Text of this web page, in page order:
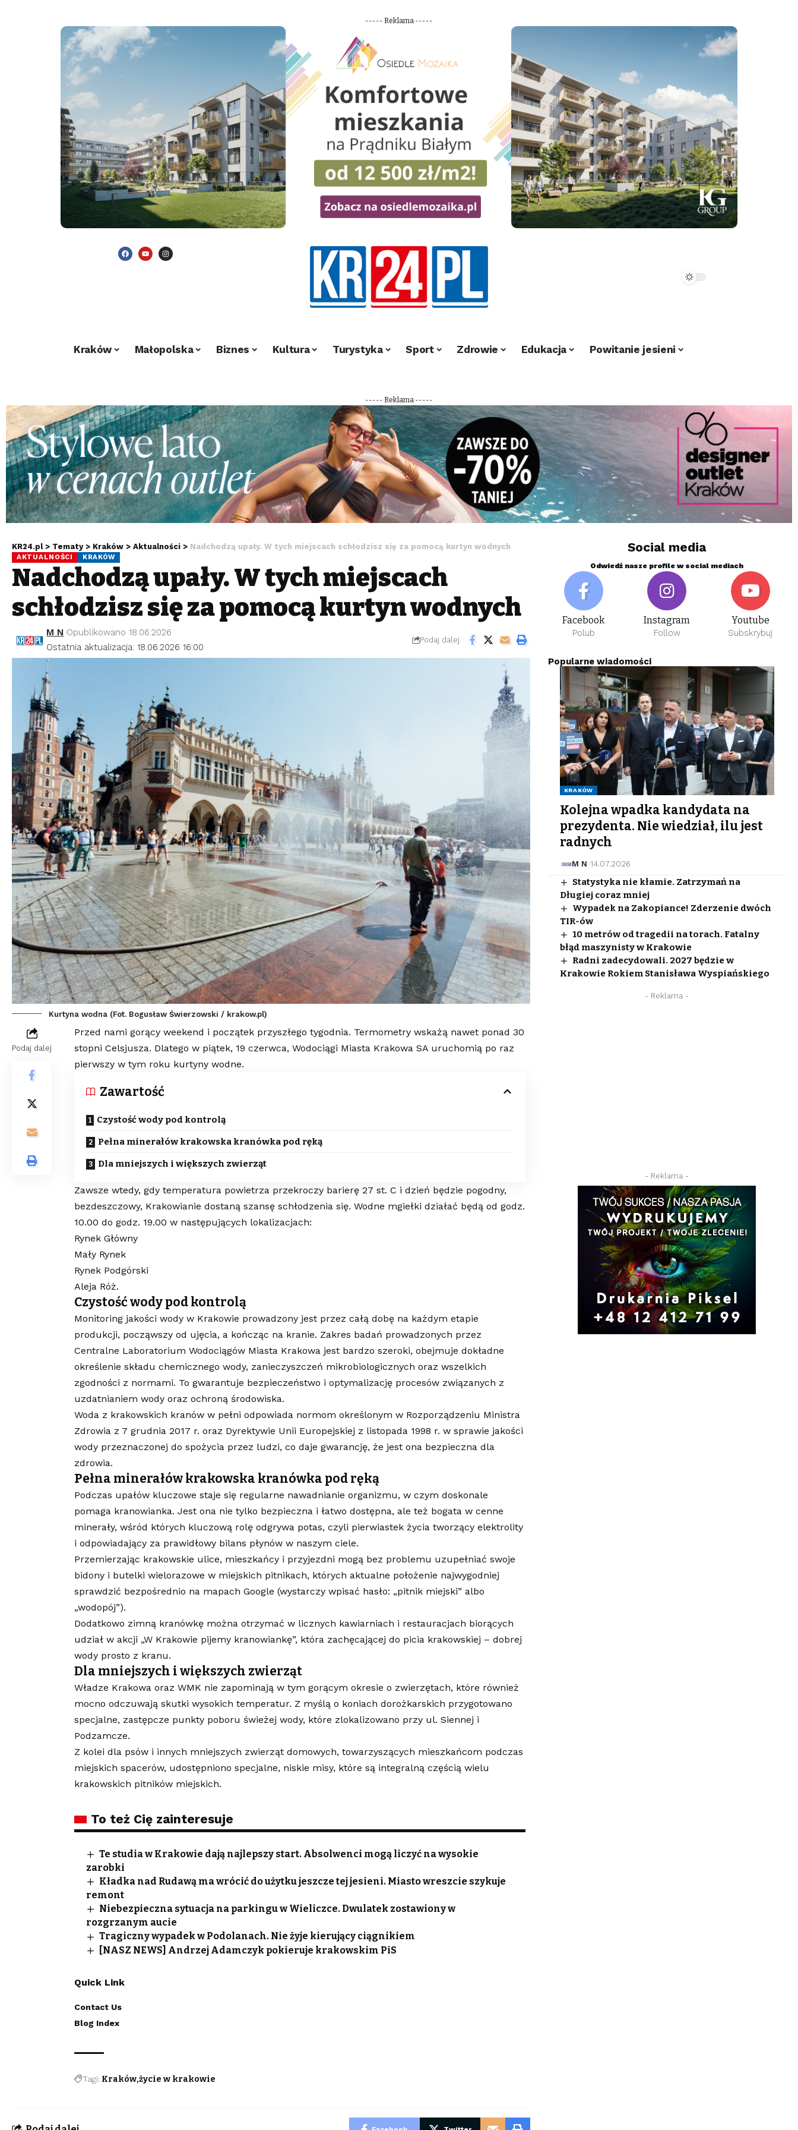
----- Reklama -----
Kraków Małopolska Biznes Kultura Turystyka Sport Zdrowie Edukacja Powitanie jesieni
----- Reklama -----
KR24.pl> Tematy> Kraków > Aktualności > Nadchodzą upały. W tych miejscach schłodzisz się za pomocą kurtyn wodnych
AKTUALNOŚCI KRAKÓW
Nadchodzą upały. W tych miejscach
schłodzisz się za pomocą kurtyn wodnych
Ostatnia aktualizacja: 18.06.2026 16:00
M N Opublikowano 18.06.2026
Podaj dalej
Kurtyna wodna (Fot. Bogusław Świerzowski / krakow.pl)
Podaj dalej
Przed nami gorący weekend i początek przyszłego tygodnia. Termometry wskażą nawet ponad 30
stopni Celsjusza. Dlatego w piątek, 19 czerwca, Wodociągi Miasta Krakowa SA uruchomią po raz
pierwszy w tym roku kurtyny wodne.
Zawartość
Czystość wody pod kontrolą
Pełna minerałów krakowska kranówka pod ręką
Dla mniejszych i większych zwierząt
Zawsze wtedy, gdy temperatura powietrza przekroczy barierę 27 st. C i dzień będzie pogodny,
bezdeszczowy, Krakowianie dostaną szansę schłodzenia się. Wodne mgiełki działać będą od godz.
10.00 do godz. 19.00 w następujących lokalizacjach:
Rynek Główny
Mały Rynek
Rynek Podgórski
Aleja Róż.
Czystość wody pod kontrolą
Monitoring jakości wody w Krakowie prowadzony jest przez całą dobę na każdym etapie
produkcji, począwszy od ujęcia, a kończąc na kranie. Zakres badań prowadzonych przez
Centralne Laboratorium Wodociągów Miasta Krakowa jest bardzo szeroki, obejmuje dokładne
określenie składu chemicznego wody, zanieczyszczeń mikrobiologicznych oraz wszelkich
zgodności z normami. To gwarantuje bezpieczeństwo i optymalizację procesów związanych z
uzdatnianiem wody oraz ochroną środowiska.
Woda z krakowskich kranów w pełni odpowiada normom określonym w Rozporządzeniu Ministra
Zdrowia z 7 grudnia 2017 r. oraz Dyrektywie Unii Europejskiej z listopada 1998 r. w sprawie jakości
wody przeznaczonej do spożycia przez ludzi, co daje gwarancję, że jest ona bezpieczna dla
zdrowia.
Pełna minerałów krakowska kranówka pod ręką
Podczas upałów kluczowe staje się regularne nawadnianie organizmu, w czym doskonale
pomaga kranowianka. Jest ona nie tylko bezpieczna i łatwo dostępna, ale też bogata w cenne
minerały, wśród których kluczową rolę odgrywa potas, czyli pierwiastek życia tworzący elektrolity
i odpowiadający za prawidłowy bilans płynów w naszym ciele.
Przemierzając krakowskie ulice, mieszkańcy i przyjezdni mogą bez problemu uzupełniać swoje
bidony i butelki wielorazowe w miejskich pitnikach, których aktualne położenie najwygodniej
sprawdzić bezpośrednio na mapach Google (wystarczy wpisać hasło: „pitnik miejski” albo
„wodopój”).
Dodatkowo zimną kranówkę można otrzymać w licznych kawiarniach i restauracjach biorących
udział w akcji „W Krakowie pijemy kranowiankę”, która zachęcającej do picia krakowskiej – dobrej
wody prosto z kranu.
Dla mniejszych i większych zwierząt
Władze Krakowa oraz WMK nie zapominają w tym gorącym okresie o zwierzętach, które również
mocno odczuwają skutki wysokich temperatur. Z myślą o koniach dorożkarskich przygotowano
specjalne, zastępcze punkty poboru świeżej wody, które zlokalizowano przy ul. Siennej i
Podzamcze.
Z kolei dla psów i innych mniejszych zwierząt domowych, towarzyszących mieszkańcom podczas
miejskich spacerów, udostępniono specjalne, niskie misy, które są integralną częścią wielu
krakowskich pitników miejskich.
To też Cię zainteresuje
Te studia w Krakowie dają najlepszy start. Absolwenci mogą liczyć na wysokie
zarobki
Kładka nad Rudawą ma wrócić do użytku jeszcze tej jesieni. Miasto wreszcie szykuje
remont
Niebezpieczna sytuacja na parkingu w Wieliczce. Dwulatek zostawiony w
rozgrzanym aucie
Tragiczny wypadek w Podolanach. Nie żyje kierujący ciągnikiem
[NASZ NEWS] Andrzej Adamczyk pokieruje krakowskim PiS
Quick Link
Contact Us
Blog Index
Tagi: Kraków życie w krakowie
Social media
Odwiedź nasze profile w social mediach
Facebook
Polub
Instagram
Follow
Youtube
Subskrybuj
Popularne wiadomości
KRAKÓW
Kolejna wpadka kandydata na
prezydenta. Nie wiedział, ilu jest
radnych
M N 14.07.2026
Statystyka nie kłamie. Zatrzymań na
Długiej coraz mniej
Wypadek na Zakopiance! Zderzenie dwóch
TIR-ów
10 metrów od tragedii na torach. Fatalny
błąd maszynisty w Krakowie
Radni zadecydowali. 2027 będzie w
Krakowie Rokiem Stanisława Wyspiańskiego
- Reklama -
- Reklama -